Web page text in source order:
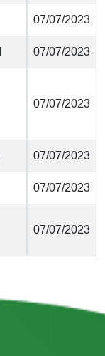
07/07/2023
07/07/2023
07/07/2023
07/07/2023
07/07/2023
07/07/2023